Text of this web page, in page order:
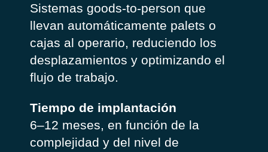
Sistemas goods-to-person que
llevan automáticamente palets o
cajas al operario, reduciendo los
desplazamientos y optimizando el
flujo de trabajo.
Tiempo de implantación
6–12 meses, en función de la
complejidad y del nivel de